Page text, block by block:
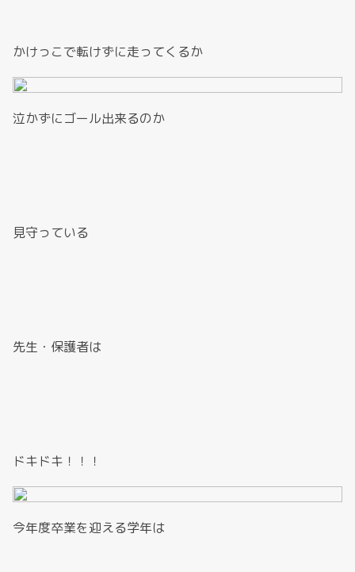
かけっこで転けずに走ってくるか
泣かずにゴール出来るのか
見守っている
先生・保護者は
ドキドキ！！！
今年度卒業を迎える学年は